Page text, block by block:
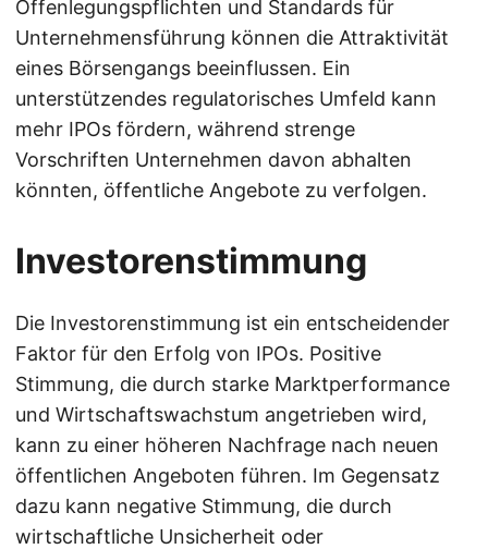
Offenlegungspflichten und Standards für
Unternehmensführung können die Attraktivität
eines Börsengangs beeinflussen. Ein
unterstützendes regulatorisches Umfeld kann
mehr IPOs fördern, während strenge
Vorschriften Unternehmen davon abhalten
könnten, öffentliche Angebote zu verfolgen.
Investorenstimmung
Die Investorenstimmung ist ein entscheidender
Faktor für den Erfolg von IPOs. Positive
Stimmung, die durch starke Marktperformance
und Wirtschaftswachstum angetrieben wird,
kann zu einer höheren Nachfrage nach neuen
öffentlichen Angeboten führen. Im Gegensatz
dazu kann negative Stimmung, die durch
wirtschaftliche Unsicherheit oder